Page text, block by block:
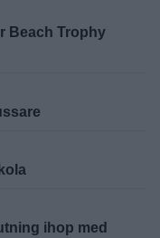
Beach Trophy
ihop med